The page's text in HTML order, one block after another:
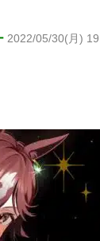
2022/05/30(月)